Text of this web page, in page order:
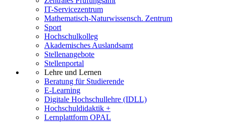
IT-Servicezentrum
Mathematisch-Naturwissensch. Zentrum
Sport
Hochschulkolleg
Akademisches Auslandsamt
Stellenangebote
Stellenportal
Lehre und Lernen
Beratung für Studierende
E-Learning
Digitale Hochschullehre (IDLL)
Hochschuldidaktik +
Lernplattform OPAL